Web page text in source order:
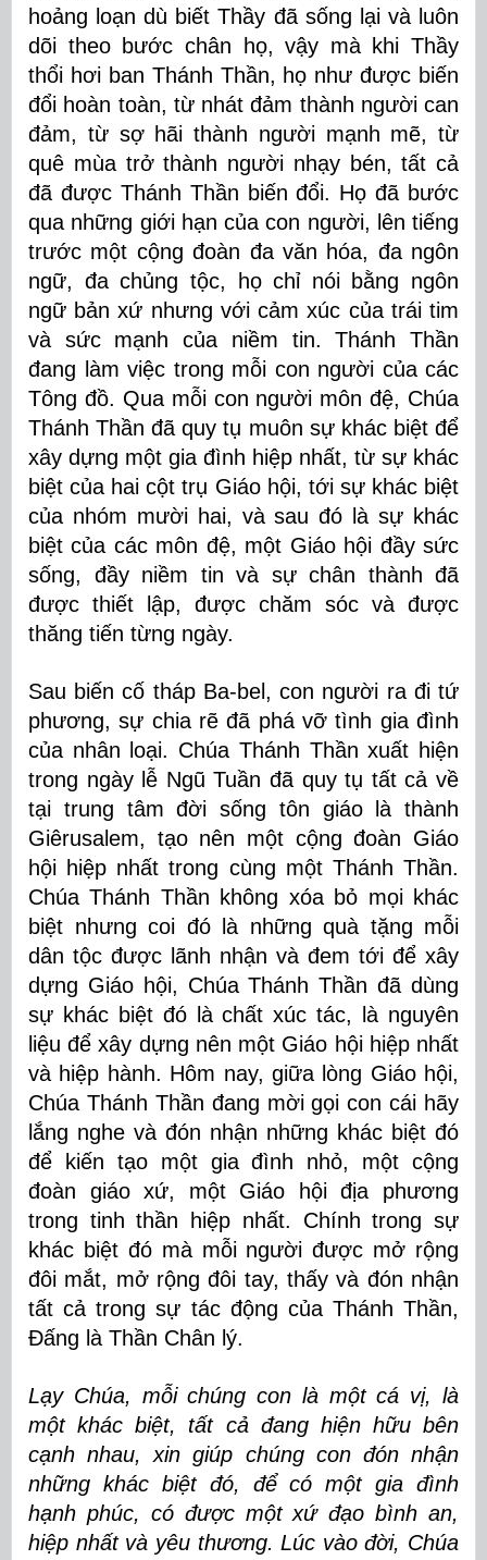
hoảng loạn dù biết Thầy đã sống lại và luôn
dõi theo bước chân họ, vậy mà khi Thầy
thổi hơi ban Thánh Thần, họ như được biến
đổi hoàn toàn, từ nhát đảm thành người can
đảm, từ sợ hãi thành người mạnh mẽ, từ
quê mùa trở thành người nhạy bén, tất cả
đã được Thánh Thần biến đổi. Họ đã bước
qua những giới hạn của con người, lên tiếng
trước một cộng đoàn đa văn hóa, đa ngôn
ngữ, đa chủng tộc, họ chỉ nói bằng ngôn
ngữ bản xứ nhưng với cảm xúc của trái tim
và sức mạnh của niềm tin. Thánh Thần
đang làm việc trong mỗi con người của các
Tông đồ. Qua mỗi con người môn đệ, Chúa
Thánh Thần đã quy tụ muôn sự khác biệt để
xây dựng một gia đình hiệp nhất, từ sự khác
biệt của hai cột trụ Giáo hội, tới sự khác biệt
của nhóm mười hai, và sau đó là sự khác
biệt của các môn đệ, một Giáo hội đầy sức
sống, đầy niềm tin và sự chân thành đã
được thiết lập, được chăm sóc và được
thăng tiến từng ngày.
Sau biến cố tháp Ba-bel, con người ra đi tứ
phương, sự chia rẽ đã phá vỡ tình gia đình
của nhân loại. Chúa Thánh Thần xuất hiện
trong ngày lễ Ngũ Tuần đã quy tụ tất cả về
tại trung tâm đời sống tôn giáo là thành
Giêrusalem, tạo nên một cộng đoàn Giáo
hội hiệp nhất trong cùng một Thánh Thần.
Chúa Thánh Thần không xóa bỏ mọi khác
biệt nhưng coi đó là những quà tặng mỗi
dân tộc được lãnh nhận và đem tới để xây
dựng Giáo hội, Chúa Thánh Thần đã dùng
sự khác biệt đó là chất xúc tác, là nguyên
liệu để xây dựng nên một Giáo hội hiệp nhất
và hiệp hành. Hôm nay, giữa lòng Giáo hội,
Chúa Thánh Thần đang mời gọi con cái hãy
lắng nghe và đón nhận những khác biệt đó
để kiến tạo một gia đình nhỏ, một cộng
đoàn giáo xứ, một Giáo hội địa phương
trong tinh thần hiệp nhất. Chính trong sự
khác biệt đó mà mỗi người được mở rộng
đôi mắt, mở rộng đôi tay, thấy và đón nhận
tất cả trong sự tác động của Thánh Thần,
Đấng là Thần Chân lý.
Lạy Chúa, mỗi chúng con là một cá vị, là
một khác biệt, tất cả đang hiện hữu bên
cạnh nhau, xin giúp chúng con đón nhận
những khác biệt đó, để có một gia đình
hạnh phúc, có được một xứ đạo bình an,
hiệp nhất và yêu thương. Lúc vào đời, Chúa